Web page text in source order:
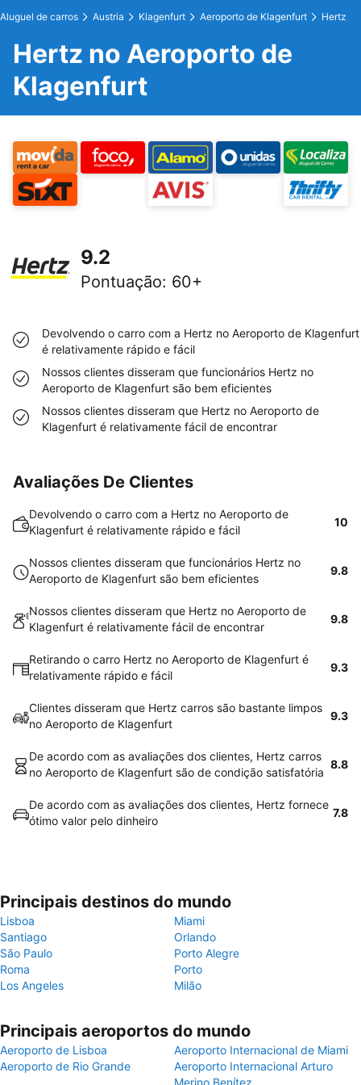
Aluguel de carros Austria Klagenfurt Aeroporto de Klagenfurt Hertz
Hertz no Aeroporto de
Klagenfurt
9.2
Pontuação: 60+
Devolvendo o carro com a Hertz no Aeroporto de Klagenfurt
é relativamente rápido e fácil
Nossos clientes disseram que funcionários Hertz no
Aeroporto de Klagenfurt são bem eficientes
Nossos clientes disseram que Hertz no Aeroporto de
Klagenfurt é relativamente fácil de encontrar
Avaliações De Clientes
Devolvendo o carro com a Hertz no Aeroporto de
Klagenfurt é relativamente rápido e fácil
10
Nossos clientes disseram que funcionários Hertz no
Aeroporto de Klagenfurt são bem eficientes
9.8
Nossos clientes disseram que Hertz no Aeroporto de
Klagenfurt é relativamente fácil de encontrar
9.8
Retirando o carro Hertz no Aeroporto de Klagenfurt é
relativamente rápido e fácil
9.3
Clientes disseram que Hertz carros são bastante limpos
no Aeroporto de Klagenfurt
9.3
De acordo com as avaliações dos clientes, Hertz carros
no Aeroporto de Klagenfurt são de condição satisfatória
8.8
De acordo com as avaliações dos clientes, Hertz fornece
ótimo valor pelo dinheiro
7.8
Principais destinos do mundo
Lisboa
Miami
Santiago
Orlando
São Paulo
Porto Alegre
Roma
Porto
Los Angeles
Milão
Principais aeroportos do mundo
Aeroporto de Lisboa
Aeroporto Internacional de Miami
Aeroporto de Rio Grande
Aeroporto Internacional Arturo
Merino Benítez